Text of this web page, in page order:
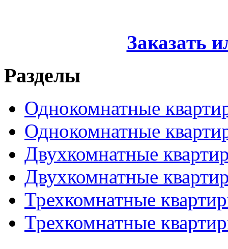
Заказать
Разделы
Однокомнатные
Однокомнатные
Двухкомнатные
Двухкомнатные
Трехкомнатные
Трехкомнатные